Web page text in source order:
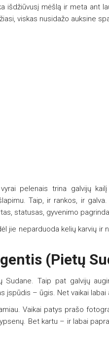
išdžiūvusį mėšlą ir meta ant
viskas nusidažo auksine
pelenais trina galvijų
Taip, ir rankos, ir
statusas, gyvenimo
jie neparduoda kelių karvių ir
(Pietų
Sudane. Taip pat galvijų
įspūdis – ūgis. Net vaikai
Vaikai patys prašo
Bet kartu – ir labai